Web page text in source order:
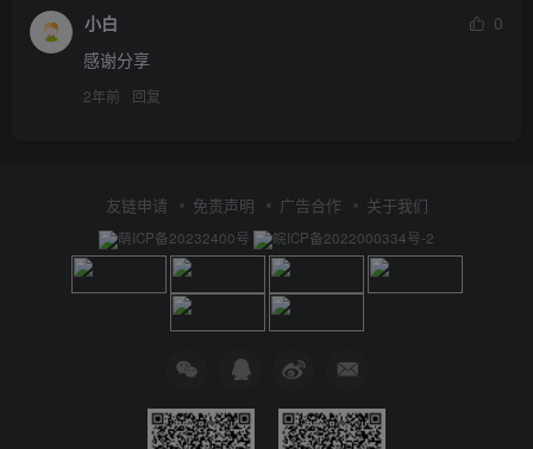
小白
0
感谢分享
2年前 回复
友链申请 免责声明 广告合作 关于我们
萌ICP备20232400号 皖ICP备2022000334号-2